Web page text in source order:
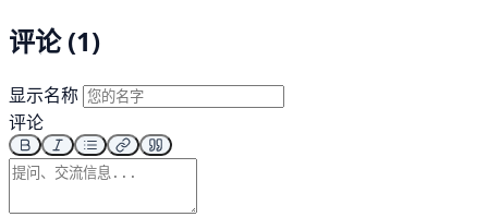
评论 (1)
显示名称
评论